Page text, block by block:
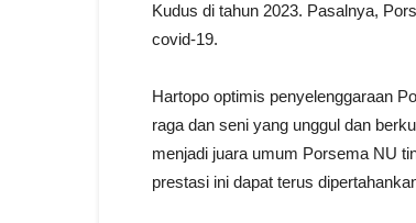
Kudus di tahun 2023. Pasalnya,
covid-19.
Hartopo optimis penyelenggaraan
raga dan seni yang unggul dan
menjadi juara umum Porsema NU
prestasi ini dapat terus